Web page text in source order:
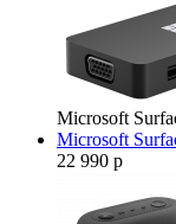
Microsoft
Microsoft
22 990 р